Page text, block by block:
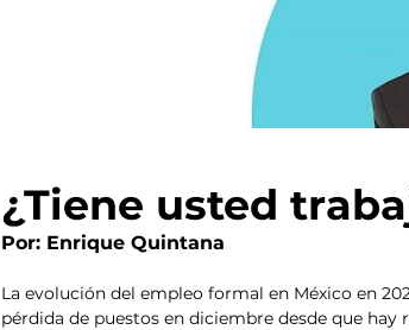
¿Tiene usted
Por: Enrique Quintana
La evolución del empleo formal en México en
pérdida de puestos en diciembre desde que